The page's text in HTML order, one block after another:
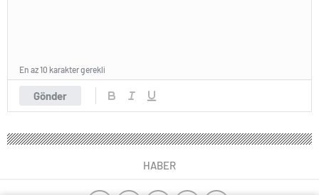
Gönder
En az 10 karakter gerekli
HABER